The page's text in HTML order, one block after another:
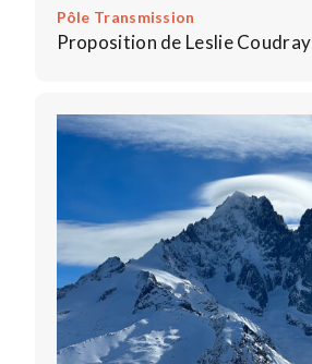
Pôle Transmission
Proposition de Leslie Coudray